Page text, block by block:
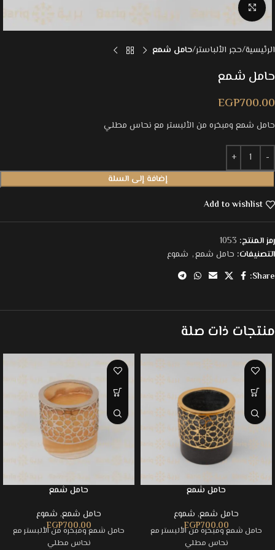
Click to enlarge
الرئيسية حجر الألباستر حامل شمع
حامل شمع
EGP700.00
حامل شمع ومبخره من الألبستر مع نحاس مطلي
إضافة إلى السلة
Add to wishlist
رمز المنتج: 1053
التصنيفات: حامل شمع, شموع
Share:
منتجات ذات صلة
حامل شمع
حامل شمع, شموع
EGP700.00
حامل شمع ومبخره من الألبستر مع
نحاس مطلي
حامل شمع
حامل شمع, شموع
EGP700.00
حامل شمع ومبخره من الألبستر مع
نحاس مطلي